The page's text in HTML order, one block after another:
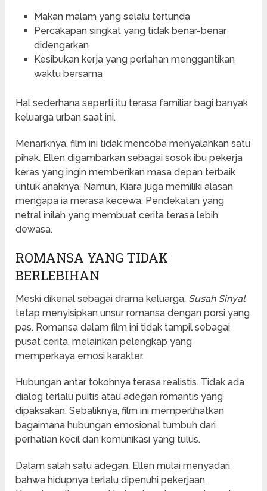
Makan malam yang selalu tertunda
Percakapan singkat yang tidak benar-benar
didengarkan
Kesibukan kerja yang perlahan menggantikan
waktu bersama
Hal sederhana seperti itu terasa familiar bagi banyak
keluarga urban saat ini.
Menariknya, film ini tidak mencoba menyalahkan satu
pihak. Ellen digambarkan sebagai sosok ibu pekerja
keras yang ingin memberikan masa depan terbaik
untuk anaknya. Namun, Kiara juga memiliki alasan
mengapa ia merasa kecewa. Pendekatan yang
netral inilah yang membuat cerita terasa lebih
dewasa.
ROMANSA YANG TIDAK
BERLEBIHAN
Meski dikenal sebagai drama keluarga, Susah Sinyal
tetap menyisipkan unsur romansa dengan porsi yang
pas. Romansa dalam film ini tidak tampil sebagai
pusat cerita, melainkan pelengkap yang
memperkaya emosi karakter.
Hubungan antar tokohnya terasa realistis. Tidak ada
dialog terlalu puitis atau adegan romantis yang
dipaksakan. Sebaliknya, film ini memperlihatkan
bagaimana hubungan emosional tumbuh dari
perhatian kecil dan komunikasi yang tulus.
Dalam salah satu adegan, Ellen mulai menyadari
bahwa hidupnya terlalu dipenuhi pekerjaan.